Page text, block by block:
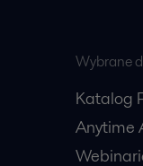
Wybrane
Katalog
Anytime